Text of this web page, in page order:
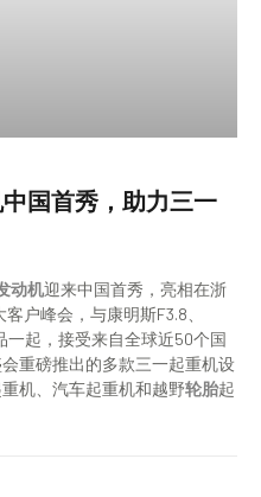
国首秀，助力三一
动机迎来中国首秀，亮相在浙
户峰会，与康明斯F3.8、
一起，接受来自全球近50个国
重磅推出的多款三一起重机设
机、汽车起重机和越野